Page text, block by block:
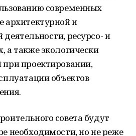
современных
архитектурной и
ресурсо- и
а также экологически
проектировании,
объектов
совета будут
необходимости, но не реже